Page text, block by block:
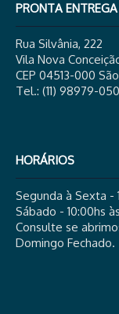
PRONTA ENTREGA
Rua Silvânia, 222
Vila Nova
CEP 04513-000
Tel.: (11) 98979-
HORÁRIOS
Segunda à Sexta -
Sábado - 10:00hs
Consulte se
Domingo Fechado.